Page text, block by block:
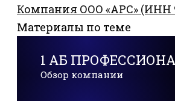
Компания ООО «АРС» (ИНН
Материалы по теме
1 АБ
Обзор компании